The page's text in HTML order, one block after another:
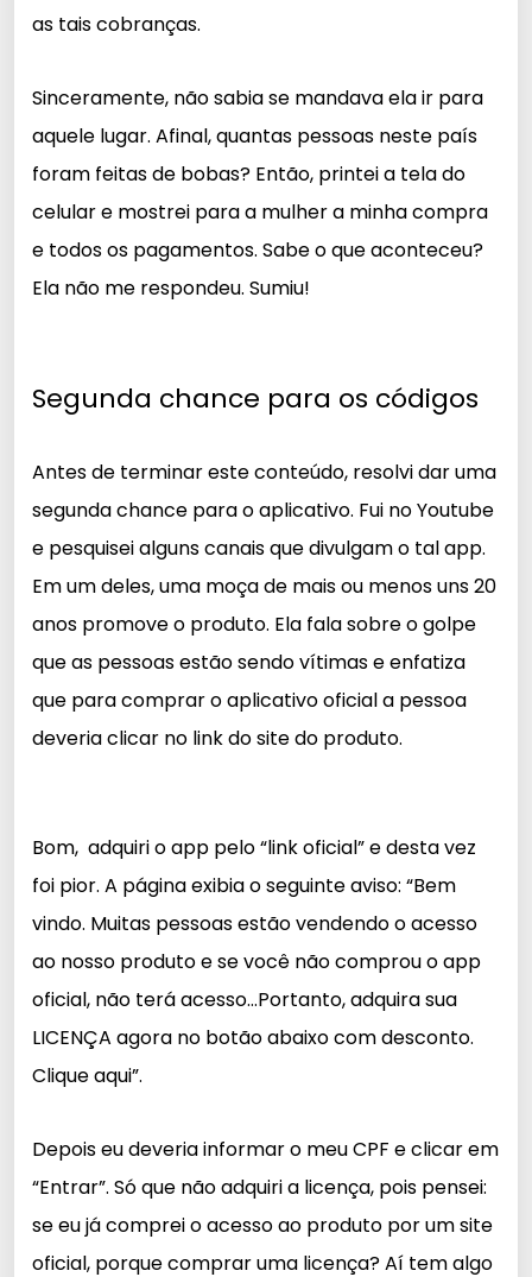
as tais cobranças.
Sinceramente, não sabia se mandava ela ir para
aquele lugar. Afinal, quantas pessoas neste país
foram feitas de bobas? Então, printei a tela do
celular e mostrei para a mulher a minha compra
e todos os pagamentos. Sabe o que aconteceu?
Ela não me respondeu. Sumiu!
Segunda chance para os códigos
Antes de terminar este conteúdo, resolvi dar uma
segunda chance para o aplicativo. Fui no Youtube
e pesquisei alguns canais que divulgam o tal app.
Em um deles, uma moça de mais ou menos uns 20
anos promove o produto. Ela fala sobre o golpe
que as pessoas estão sendo vítimas e enfatiza
que para comprar o aplicativo oficial a pessoa
deveria clicar no link do site do produto.
Bom, adquiri o app pelo “link oficial” e desta vez
foi pior. A página exibia o seguinte aviso: “Bem
vindo. Muitas pessoas estão vendendo o acesso
ao nosso produto e se você não comprou o app
oficial, não terá acesso…Portanto, adquira sua
LICENÇA agora no botão abaixo com desconto.
Clique aqui”.
Depois eu deveria informar o meu CPF e clicar em
“Entrar”. Só que não adquiri a licença, pois pensei:
se eu já comprei o acesso ao produto por um site
oficial, porque comprar uma licença? Aí tem algo